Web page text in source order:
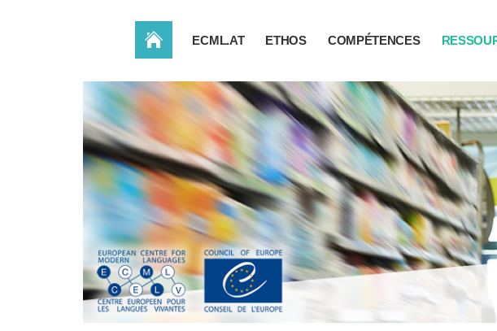
ACCUEIL ECML.AT ETHOS COMPÉTENCES